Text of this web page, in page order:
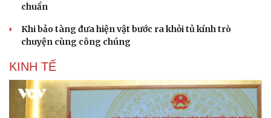
chuẩn
Khi bảo tàng đưa hiện vật bước ra khỏi tủ kính trò
chuyện cùng công chúng
KINH TẾ